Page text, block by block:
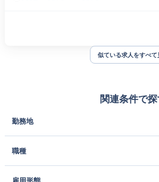
似ている求人をすべて
関連条件で
勤務地
職種